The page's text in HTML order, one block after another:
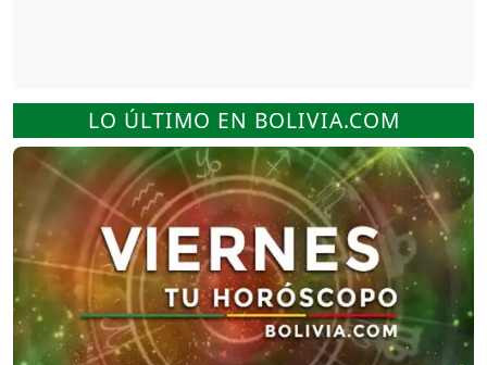
LO ÚLTIMO EN BOLIVIA.COM